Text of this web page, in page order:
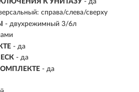
К УНИТАЗУ - да
справа/слева/сверху
- двухрежимный 3/6л
- да
- да
- да